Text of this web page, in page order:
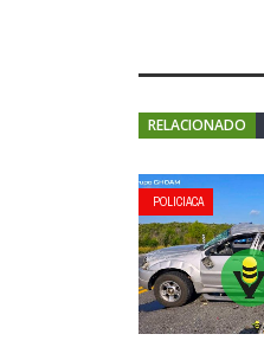
RELACIONADO
POLICIACA